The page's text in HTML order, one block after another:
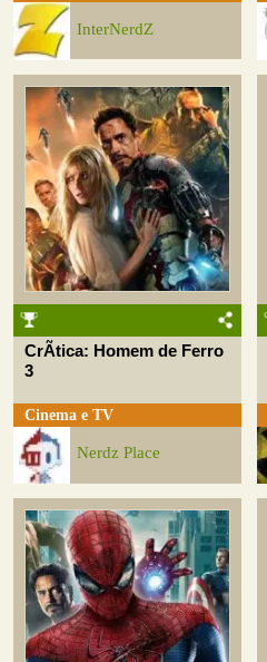
InterNerdZ
CrÃ­tica: Homem de Ferro
3
Cinema e TV
Nerdz Place